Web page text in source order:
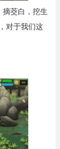
茭白，挖生
对于我们这